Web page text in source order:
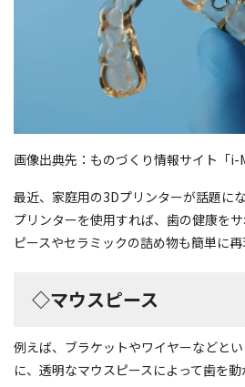
画像出典先： ものづくり情報サイト「i-
最近、家庭用の3Dプリンターが話題に
プリンターを使用すれば、歯の健康を
ピースやセラミックの詰め物も簡単に再
◇マウスピース
例えば、ブラケットやワイヤーなどと
に、透明なマウスピースによって歯を